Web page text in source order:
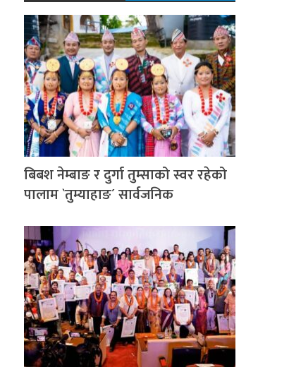
बिबश नेम्बाङ र दुर्गा तुम्साको स्वर रहेको
पालाम `तुम्याहाङ´ सार्वजनिक